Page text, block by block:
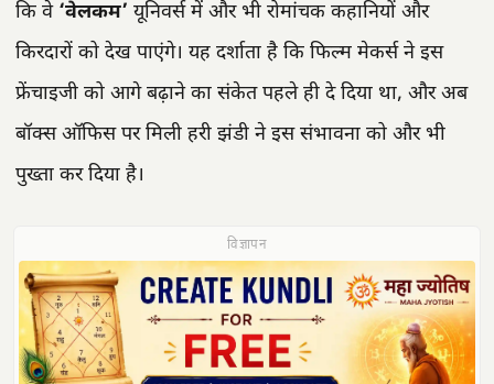
कि वे ‘वेलकम’ यूनिवर्स में और भी रोमांचक कहानियों और
किरदारों को देख पाएंगे। यह दर्शाता है कि फिल्म मेकर्स ने इस
फ्रेंचाइजी को आगे बढ़ाने का संकेत पहले ही दे दिया था, और अब
बॉक्स ऑफिस पर मिली हरी झंडी ने इस संभावना को और भी
पुख्ता कर दिया है।
विज्ञापन